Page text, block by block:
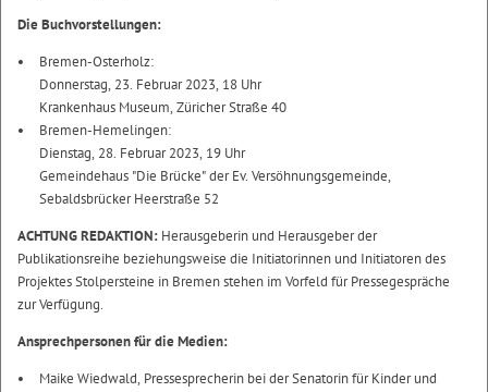
Die Buchvorstellungen:
Bremen-Osterholz:
Donnerstag, 23. Februar 2023, 18 Uhr
Krankenhaus Museum, Züricher Straße 40
Bremen-Hemelingen:
Dienstag, 28. Februar 2023, 19 Uhr
Gemeindehaus "Die Brücke" der Ev. Versöhnungsgemeinde,
Sebaldsbrücker Heerstraße 52
ACHTUNG REDAKTION: Herausgeberin und Herausgeber der
Publikationsreihe beziehungsweise die Initiatorinnen und Initiatoren des
Projektes Stolpersteine in Bremen stehen im Vorfeld für Pressegespräche
zur Verfügung.
Ansprechpersonen für die Medien:
Maike Wiedwald, Pressesprecherin bei der Senatorin für Kinder und